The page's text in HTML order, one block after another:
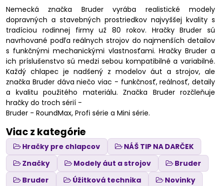
Nemecká značka Bruder vyrába realistické modely
dopravných a stavebných prostriedkov najvyššej kvality s
tradíciou rodinnej firmy už 80 rokov. Hračky Bruder sú
navrhované podľa reálnych strojov do najmenších detailov
s funkčnými mechanickými vlastnosťami. Hračky Bruder a
ich príslušenstvo sú medzi sebou kompatibilné a variabilné.
Každý chlapec je nadšený z modelov áut a strojov, ale
značka Bruder dáva niečo viac - funkčnosť, reálnosť, detaily
a kvalitu použitého materiálu. Značka Bruder rozčleňuje
hračky do troch sérií -
Bruder - RoundMax, Profi série a Mini série.
Viac z kategórie
Hračky pre chlapcov
NÁŠ TIP NA DARČEK
Značky
Modely áut a strojov
Bruder
Bruder
Úžitková technika Novinky